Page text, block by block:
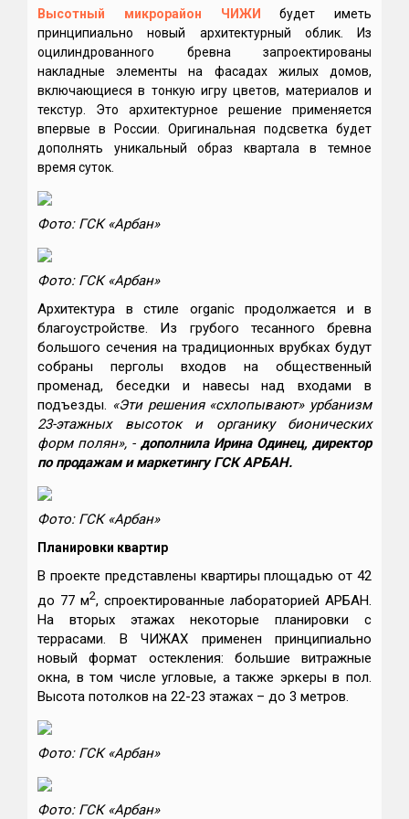
Высотный микрорайон ЧИЖИ
будет иметь
принципиально новый архитектурный облик. Из
оцилиндрованного бревна запроектированы
накладные элементы на фасадах жилых домов,
включающиеся в тонкую игру цветов, материалов и
текстур. Это архитектурное решение применяется
впервые в России. Оригинальная подсветка будет
дополнять уникальный образ квартала в темное
время суток.
Фото: ГСК «Арбан»
Фото: ГСК «Арбан»
Архитектура в стиле organic продолжается и в
благоустройстве. Из грубого тесанного бревна
большого сечения на традиционных врубках будут
собраны перголы входов на общественный
променад, беседки и навесы над входами в
подъезды. «Эти решения «схлопывают» урбанизм
23-этажных высоток и органику бионических
форм полян», - дополнила Ирина Одинец, директор
по продажам и маркетингу ГСК АРБАН.
Фото: ГСК «Арбан»
Планировки квартир
В проекте представлены квартиры площадью от 42
до 77 м2, спроектированные лабораторией АРБАН.
На вторых этажах некоторые планировки с
террасами. В ЧИЖАХ применен принципиально
новый формат остекления: большие витражные
окна, в том числе угловые, а также эркеры в пол.
Высота потолков на 22-23 этажах – до 3 метров.
Фото: ГСК «Арбан»
Фото: ГСК «Арбан»